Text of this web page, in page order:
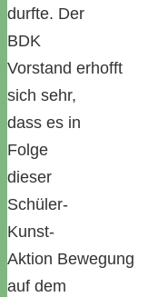
durfte. Der
BDK
Vorstand erhofft
sich sehr,
dass es in
Folge
dieser
Schüler-
Kunst-
Aktion Bewegung
auf dem